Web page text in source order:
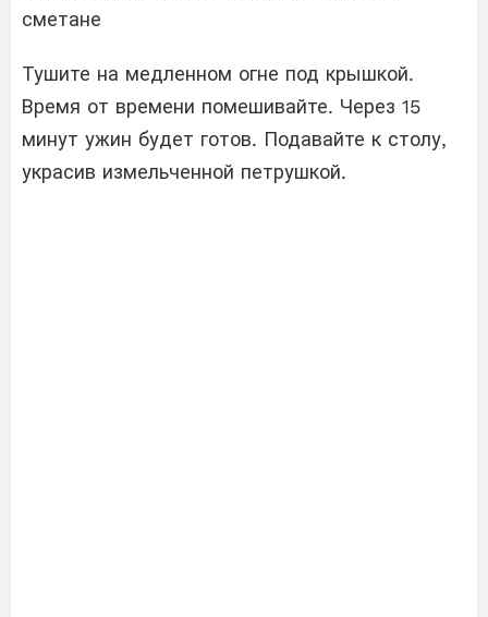
сметане
Тушите на медленном огне под крышкой.
Время от времени помешивайте. Через 15
минут ужин будет готов. Подавайте к столу,
украсив измельченной петрушкой.